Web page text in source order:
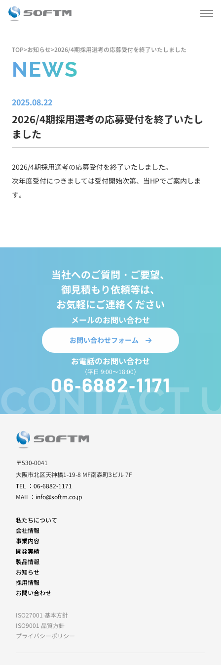
会社情報
事業内容
製品情報
お知らせ
採用情報
TOP>お知らせ>2026/4期採用選考の応募受付を終了いたしました
NEWS
2025.08.22
2026/4期採用選考の応募受付を終了いたし
ました
2026/4期採用選考の応募受付を終了いたしました。
次年度受付につきましては受付開始次第、当HPでご案内しま
す。
当社へのご質問・ご要望、
御見積もり依頼等は、
お気軽にご連絡ください
メールのお問い合わせ
お問い合わせフォーム
お電話のお問い合わせ
（平日 9:00～18:00）
06-6882-1171
CONTACT
〒530-0041
大阪市北区天神橋1-19-8 MF南森町3ビル 7F
TEL ：06-6882-1171
MAIL： info@softm.co.jp
私たちについて
会社情報
事業内容
開発実績
製品情報
お知らせ
採用情報
お問い合わせ
ISO27001 基本方針
ISO9001 品質方針
プライバシーポリシー